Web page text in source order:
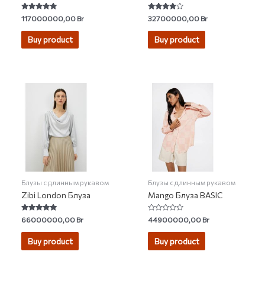
Rated
5.00
out of 5
117000000,00Br
Buy product
Rated
3.67
out of 5
32700000,00Br
Buy product
Блузы с длинным рукавом
Zibi London Блуза
Rated
5.00
out of 5
66000000,00Br
Buy product
Блузы с длинным рукавом
Mango Блуза BASIC
Rated
0
out
44900000,00Br
Buy product